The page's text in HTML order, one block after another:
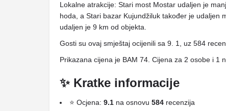
Lokalne atrakcije: Stari most Mostar udaljen je
hoda, a Stari bazar Kujundžiluk također je udaljen
udaljen je 9 km od objekta.
Gosti su ovaj smještaj ocijenili sa 9. 1, uz 584
Prikazana cijena je BAM 74. Cijena za 2 osobe i 1
✨ Kratke informacije
⭐ Ocjena: 9.1 na osnovu 584 recenzija